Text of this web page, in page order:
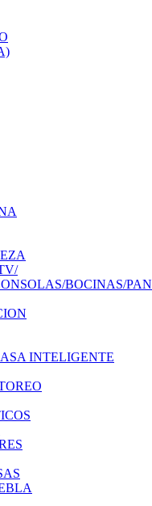
BOCINAS/
INTELIGENTE